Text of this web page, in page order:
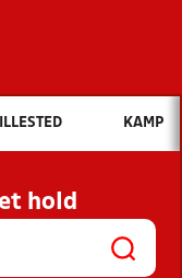
vil du søge efter?
OG NYHEDER
OG
KAMP
hold